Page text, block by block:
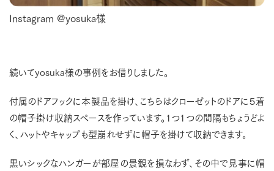
Instagram @yosuka様
続いてyosuka様の事例をお借りしました。
付属のドアフックに本製品を掛け、こちらはクローゼットのドアに５着
の帽子掛け収納スペースを作っています。1つ1つの間隔もちょうどよ
く、ハットやキャップも型崩れせずに帽子を掛けて収納できます。
黒いシックなハンガーが部屋の景観を損なわず、その中で見事に帽